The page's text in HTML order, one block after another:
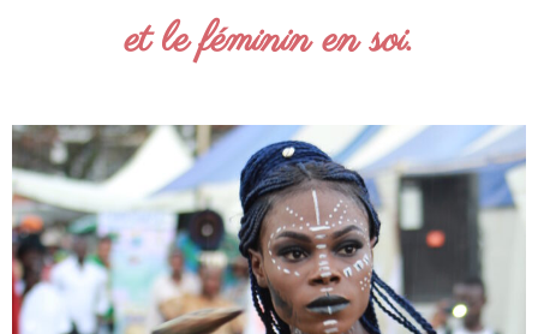
et le féminin en soi.